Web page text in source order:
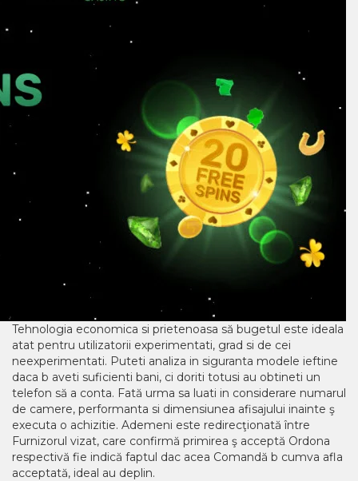
Tehnologia economica si prietenoasa să bugetul este ideala
atat pentru utilizatorii experimentati, grad si de cei
neexperimentati. Puteti analiza in siguranta modele ieftine
daca b aveti suficienti bani, ci doriti totusi au obtineti un
telefon să a conta. Fată urma sa luati in considerare numarul
de camere, performanta si dimensiunea afisajului inainte ş
executa o achizitie. Ademeni este redirecţionată între
Furnizorul vizat, care confirmă primirea ş acceptă Ordona
respectivă fie indică faptul dac acea Comandă b cumva afla
acceptată, ideal au deplin.